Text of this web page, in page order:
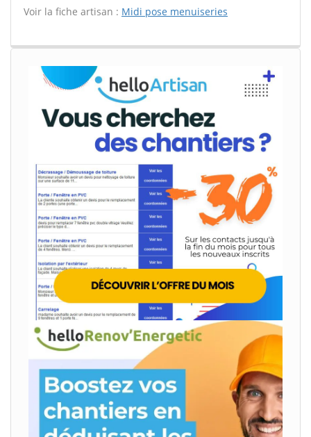
Voir la fiche artisan : Midi pose menuiseries